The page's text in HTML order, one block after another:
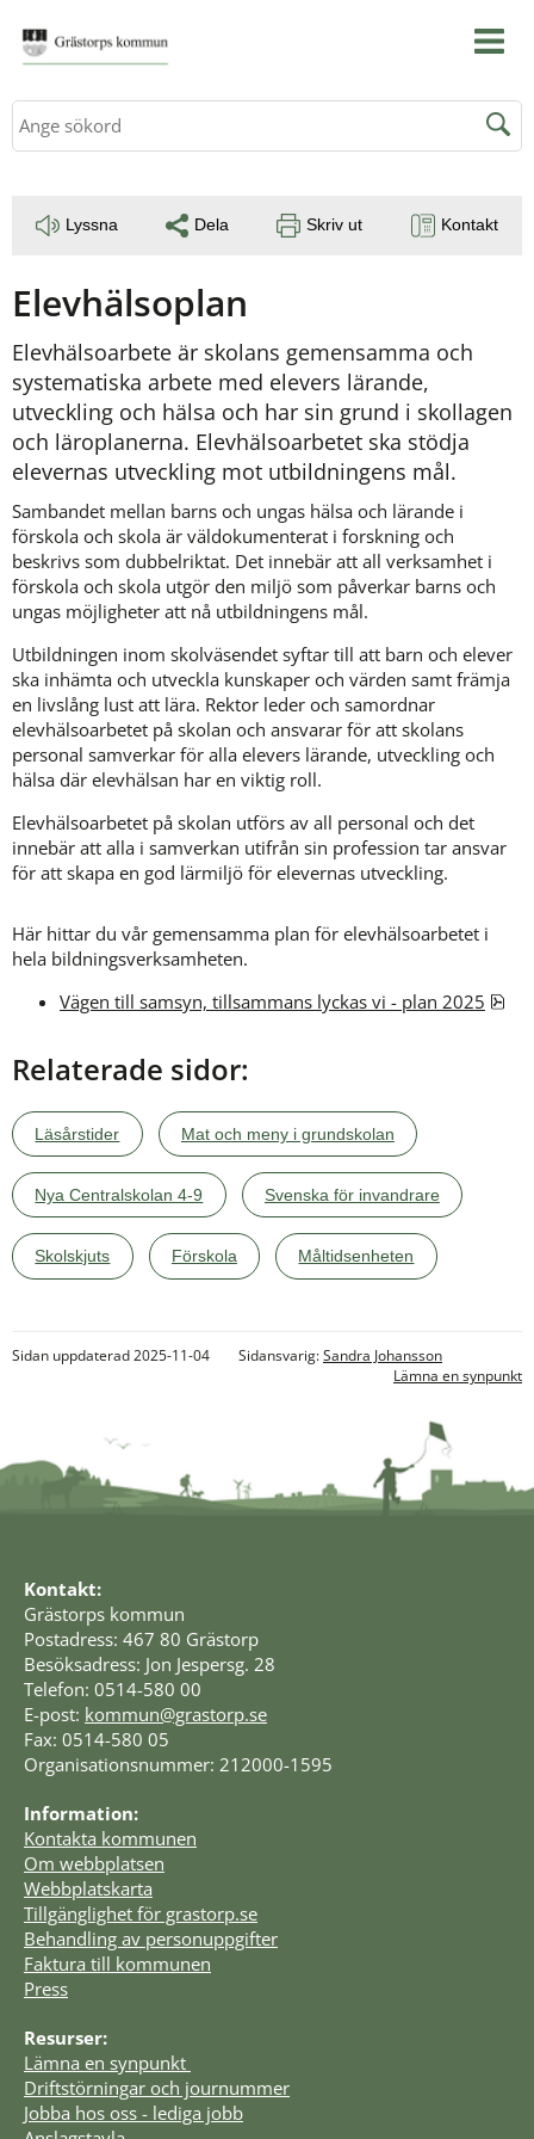
Sök
Lyssna Dela Skriv ut Kontakt
Elevhälsoplan
Elevhälsoarbete är skolans gemensamma och
systematiska arbete med elevers lärande,
utveckling och hälsa och har sin grund i skollagen
och läroplanerna. Elevhälsoarbetet ska stödja
elevernas utveckling mot utbildningens mål.
Sambandet mellan barns och ungas hälsa och lärande i
förskola och skola är väldokumenterat i forskning och
beskrivs som dubbelriktat. Det innebär att all verksamhet i
förskola och skola utgör den miljö som påverkar barns och
ungas möjligheter att nå utbildningens mål.
Utbildningen inom skolväsendet syftar till att barn och elever
ska inhämta och utveckla kunskaper och värden samt främja
en livslång lust att lära. Rektor leder och samordnar
elevhälsoarbetet på skolan och ansvarar för att skolans
personal samverkar för alla elevers lärande, utveckling och
hälsa där elevhälsan har en viktig roll.
Elevhälsoarbetet på skolan utförs av all personal och det
innebär att alla i samverkan utifrån sin profession tar ansvar
för att skapa en god lärmiljö för elevernas utveckling.
Här hittar du vår gemensamma plan för elevhälsoarbetet i
hela bildningsverksamheten.
Vägen till samsyn, tillsammans lyckas vi - plan 2025
Relaterade sidor:
Läsårstider Mat och meny i grundskolan
Nya Centralskolan 4-9 Svenska för invandrare
Skolskjuts Förskola Måltidsenheten
Sidan uppdaterad 2025-11-04 Sidansvarig:Sandra Johansson
Lämna en synpunkt
Kontakt:
Grästorps kommun
Postadress: 467 80 Grästorp
Besöksadress: Jon Jespersg. 28
Telefon: 0514-580 00
E-post: kommun@grastorp.se
Fax: 0514-580 05
Organisationsnummer: 212000-1595
Information:
Kontakta kommunen
Om webbplatsen
Webbplatskarta
Tillgänglighet för grastorp.se
Behandling av personuppgifter
Faktura till kommunen
Press
Resurser:
Lämna en synpunkt
Driftstörningar och journummer
Jobba hos oss - lediga jobb